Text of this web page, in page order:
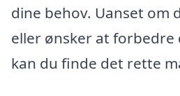
dine behov. Uanset om
eller ønsker at
kan du finde det rette